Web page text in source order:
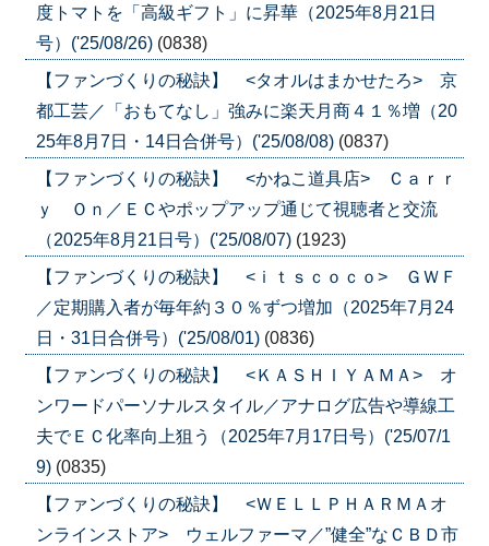
度トマトを「高級ギフト」に昇華（2025年8月21日
号）('25/08/26) (0838)
【ファンづくりの秘訣】 <タオルはまかせたろ> 京
都工芸／「おもてなし」強みに楽天月商４１％増（20
25年8月7日・14日合併号）('25/08/08) (0837)
【ファンづくりの秘訣】 <かねこ道具店> Ｃａｒｒ
ｙ Ｏｎ／ＥＣやポップアップ通じて視聴者と交流
（2025年8月21日号）('25/08/07) (1923)
【ファンづくりの秘訣】 <ｉｔｓｃｏｃｏ> ＧＷＦ
／定期購入者が毎年約３０％ずつ増加（2025年7月24
日・31日合併号）('25/08/01) (0836)
【ファンづくりの秘訣】 <ＫＡＳＨＩＹＡＭＡ> オ
ンワードパーソナルスタイル／アナログ広告や導線工
夫でＥＣ化率向上狙う（2025年7月17日号）('25/07/1
9) (0835)
【ファンづくりの秘訣】 <ＷＥＬＬＰＨＡＲＭＡオ
ンラインストア> ウェルファーマ／”健全”なＣＢＤ市